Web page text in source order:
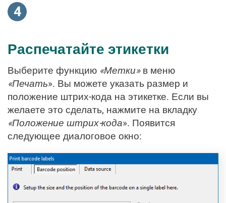
4
Распечатайте этикетки
Выберите функцию «Метки»в меню
«Печать». Вы можете указать размер и
положение штрих-кода на этикетке. Если вы
желаете это сделать, нажмите на вкладку
«Положение штрих-кода». Появится
следующее диалоговое окно: